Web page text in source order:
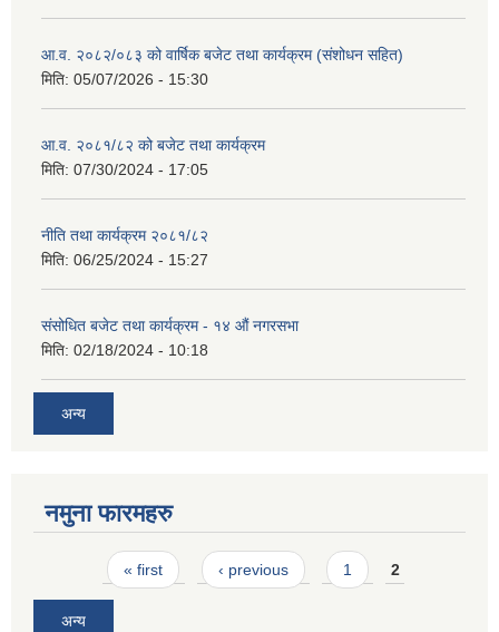
आ.व. २०८२/०८३ को वार्षिक बजेट तथा कार्यक्रम (संशोधन सहित)
मिति: 05/07/2026 - 15:30
आ.व. २०८१/८२ को बजेट तथा कार्यक्रम
मिति: 07/30/2024 - 17:05
नीति तथा कार्यक्रम २०८१/८२
मिति: 06/25/2024 - 15:27
संसोधित बजेट तथा कार्यक्रम - १४ औं नगरसभा
मिति: 02/18/2024 - 10:18
अन्य
नमुना फारमहरु
Pages« first ‹ previous 1 2
अन्य